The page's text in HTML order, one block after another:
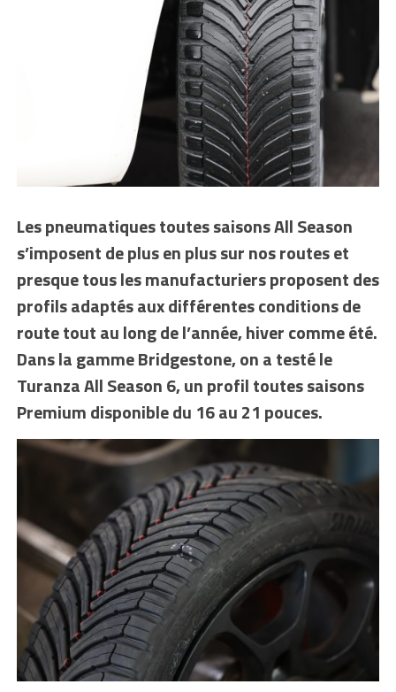
Les pneumatiques toutes saisons All Season
s’imposent de plus en plus sur nos routes et
presque tous les manufacturiers proposent des
profils adaptés aux différentes conditions de
route tout au long de l’année, hiver comme été.
Dans la gamme Bridgestone, on a testé le
Turanza All Season 6, un profil toutes saisons
Premium disponible du 16 au 21 pouces.